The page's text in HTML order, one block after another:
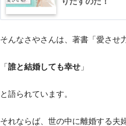
そんなさやさんは、著書 「愛させ
「 誰と結婚しても幸せ 」
と語られています。
それならば、世の中に離婚する夫